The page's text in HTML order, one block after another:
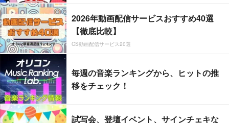
2026年動画配信サービスおすすめ40選
【徹底比較】
CS動画配信サービス20選
毎週の音楽ランキングから、ヒットの推
移をチェック！
試写会、登壇イベント、サインチェキな